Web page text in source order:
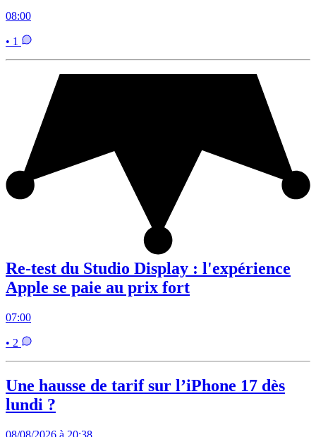
08:00
• 1
Re-test du Studio Display : l'expérience
Apple se paie au prix fort
07:00
• 2
Une hausse de tarif sur l’iPhone 17 dès
lundi ?
08/08/2026 à 20:38